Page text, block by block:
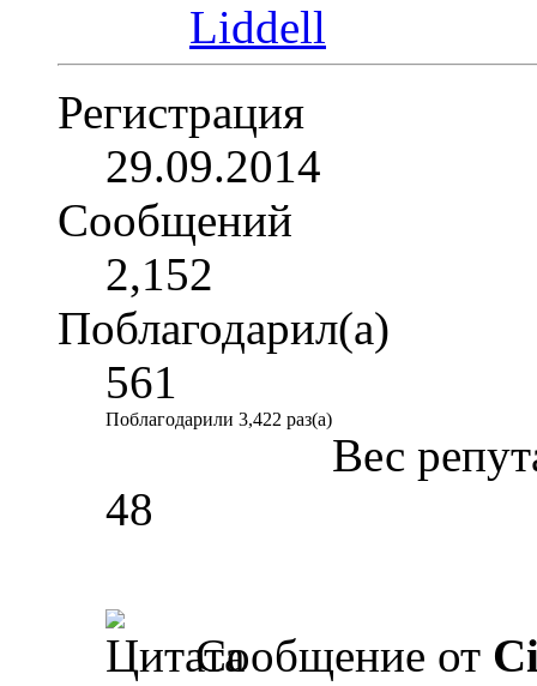
Регистрация
29.09.2014
Сообщений
2,152
Поблагодарил(а)
561
Поблагодарили 3,422 раз(а)
Вес
48
Сообщение от